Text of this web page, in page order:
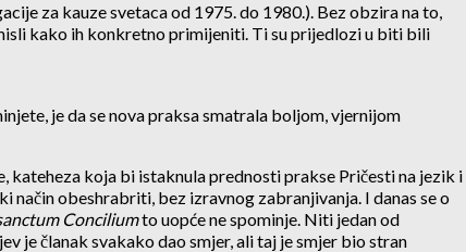
za kauze svetaca od 1975. do 1980.). Bez obzira na to,
kako ih konkretno primijeniti. Ti su prijedlozi u biti bili
je da se nova praksa smatrala boljom, vjernijom
koja bi istaknula prednosti prakse Pričesti na jezik i
obeshrabriti, bez izravnog zabranjivanja. I danas se o
Conciliumto uopće ne spominje. Niti jedan od
je članak svakako dao smjer, ali taj je smjer bio stran